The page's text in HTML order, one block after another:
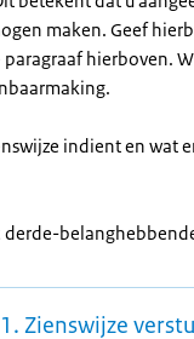
maken. Geef
hierboven.
indient en wat
Zienswijze